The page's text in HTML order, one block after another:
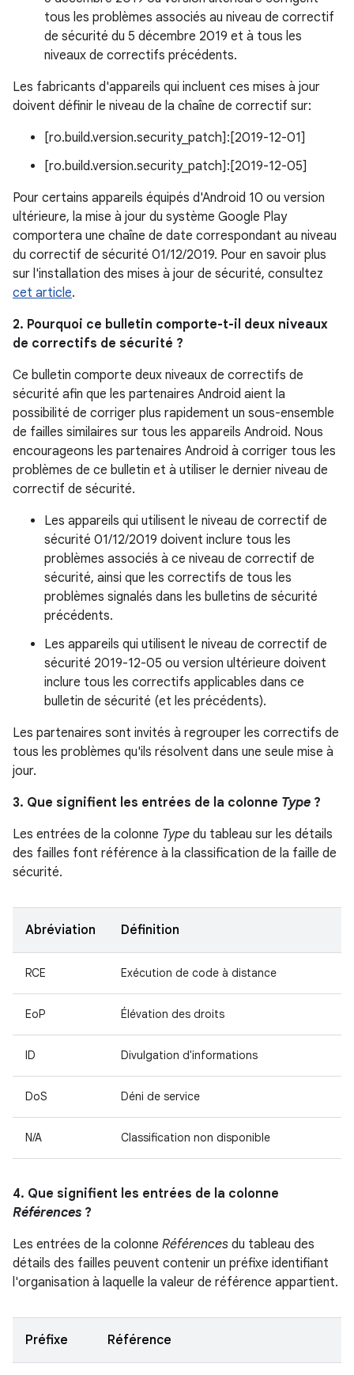
tous les problèmes associés au niveau de correctif
de sécurité du 5 décembre 2019 et à tous les
niveaux de correctifs précédents.
Les fabricants d'appareils qui incluent ces mises à jour
doivent définir le niveau de la chaîne de correctif sur:
[ro.build.version.security_patch]:[2019-12-01]
[ro.build.version.security_patch]:[2019-12-05]
Pour certains appareils équipés d'Android 10 ou version
ultérieure, la mise à jour du système Google Play
comportera une chaîne de date correspondant au niveau
du correctif de sécurité 01/12/2019. Pour en savoir plus
sur l'installation des mises à jour de sécurité, consultez
cet article.
2. Pourquoi ce bulletin comporte-t-il deux niveaux
de correctifs de sécurité ?
Ce bulletin comporte deux niveaux de correctifs de
sécurité afin que les partenaires Android aient la
possibilité de corriger plus rapidement un sous-ensemble
de failles similaires sur tous les appareils Android. Nous
encourageons les partenaires Android à corriger tous les
problèmes de ce bulletin et à utiliser le dernier niveau de
correctif de sécurité.
Les appareils qui utilisent le niveau de correctif de
sécurité 01/12/2019 doivent inclure tous les
problèmes associés à ce niveau de correctif de
sécurité, ainsi que les correctifs de tous les
problèmes signalés dans les bulletins de sécurité
précédents.
Les appareils qui utilisent le niveau de correctif de
sécurité 2019-12-05 ou version ultérieure doivent
inclure tous les correctifs applicables dans ce
bulletin de sécurité (et les précédents).
Les partenaires sont invités à regrouper les correctifs de
tous les problèmes qu'ils résolvent dans une seule mise à
jour.
3. Que signifient les entrées de la colonne Type ?
Les entrées de la colonne Type du tableau sur les détails
des failles font référence à la classification de la faille de
sécurité.
Abréviation Définition
RCE Exécution de code à distance
EoP Élévation des droits
ID Divulgation d'informations
DoS Déni de service
N/A Classification non disponible
4. Que signifient les entrées de la colonne
Références ?
Les entrées de la colonne Références du tableau des
détails des failles peuvent contenir un préfixe identifiant
l'organisation à laquelle la valeur de référence appartient.
Préfixe Référence